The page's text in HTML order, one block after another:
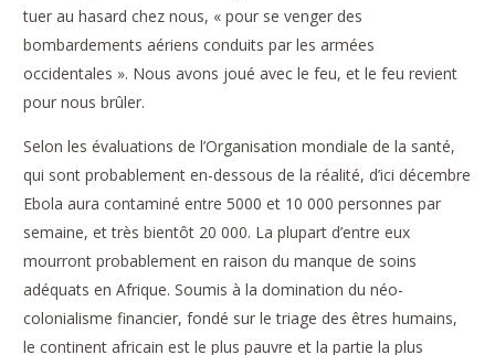
tuer au hasard chez nous, « pour se venger des
bombardements aériens conduits par les armées
occidentales ». Nous avons joué avec le feu, et le feu revient
pour nous brûler.
Selon les évaluations de l’Organisation mondiale de la santé,
qui sont probablement en-dessous de la réalité, d’ici décembre
Ebola aura contaminé entre 5000 et 10 000 personnes par
semaine, et très bientôt 20 000. La plupart d’entre eux
mourront probablement en raison du manque de soins
adéquats en Afrique. Soumis à la domination du néo-
colonialisme financier, fondé sur le triage des êtres humains,
le continent africain est le plus pauvre et la partie la plus